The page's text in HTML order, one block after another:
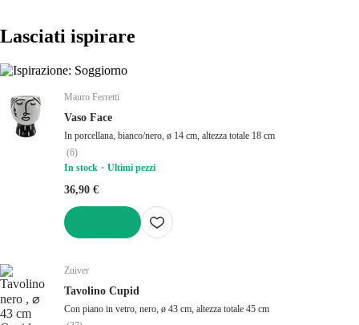
Lasciati ispirare
Mauro Ferretti
Vaso Face
In porcellana, bianco/nero, ø 14 cm, altezza totale 18 cm
(6)
In stock
Ultimi pezzi
36,90 €
Zuiver
Tavolino Cupid
Con piano in vetro, nero, ø 43 cm, altezza totale 45 cm